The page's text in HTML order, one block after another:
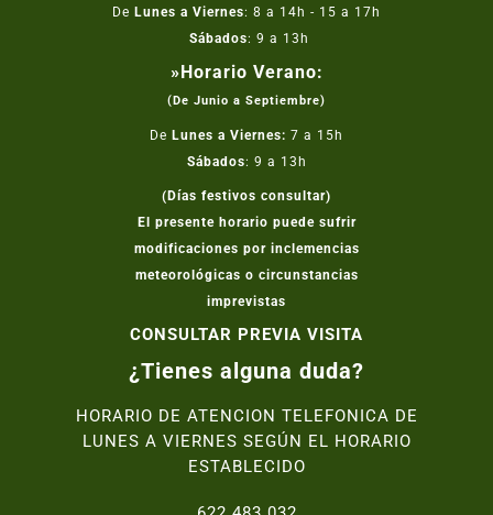
De Lunes a Viernes: 8 a 14h - 15 a 17h
Sábados: 9 a 13h
»Horario Verano:
(De Junio a Septiembre)
De Lunes a Viernes: 7 a 15h
Sábados: 9 a 13h
(Días festivos consultar)
El presente horario puede sufrir
modificaciones por inclemencias
meteorológicas o circunstancias
imprevistas
CONSULTAR PREVIA VISITA
¿Tienes alguna duda?
HORARIO DE ATENCION TELEFONICA DE
LUNES A VIERNES SEGÚN EL HORARIO
ESTABLECIDO